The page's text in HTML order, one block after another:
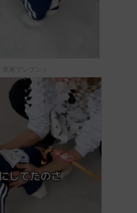
尻尾ブンブンッ